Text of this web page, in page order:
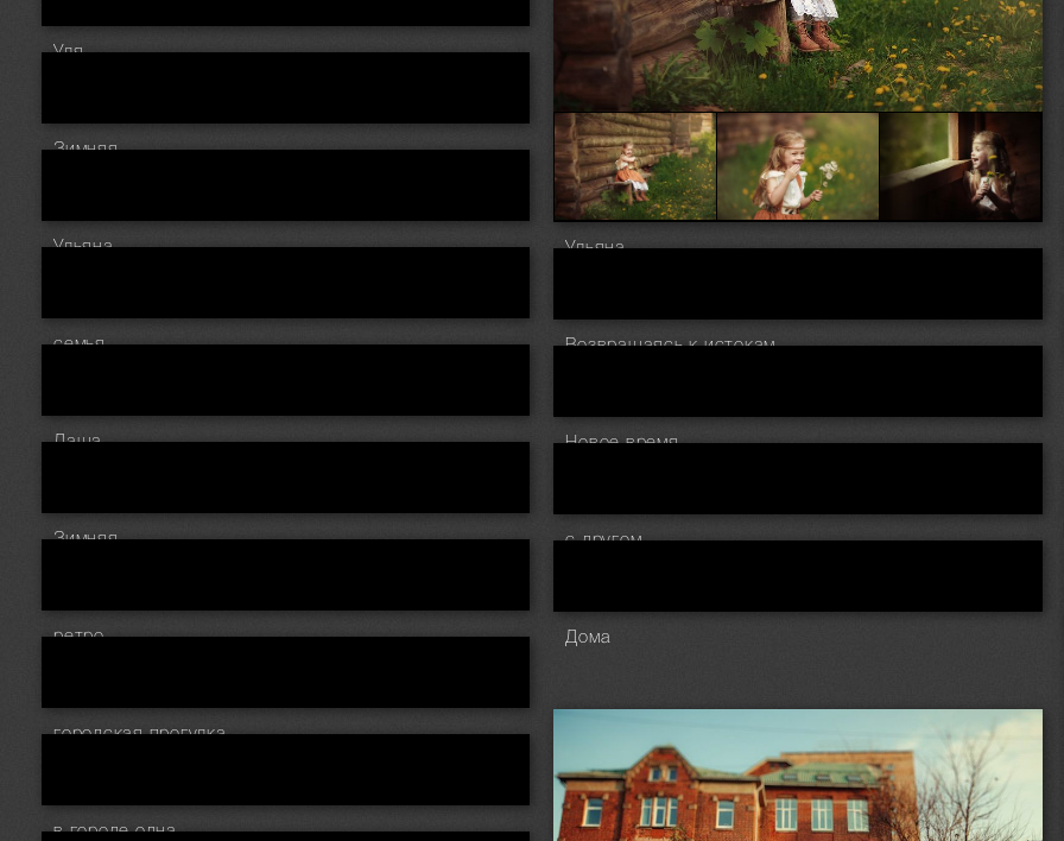
Ульяна
Уля
Зимняя
Ульяна
семья Возвращаясь к истокам..
Даша Новое время
Зимняя с другом
ретро Дома
городская прогулка
в городе одна